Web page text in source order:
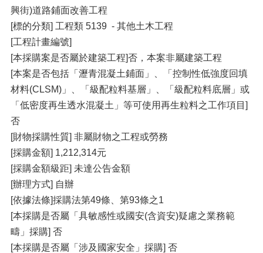
興街)道路鋪面改善工程
[標的分類] 工程類 5139 - 其他土木工程
[工程計畫編號]
[本採購案是否屬於建築工程]否，本案非屬建築工程
[本案是否包括「瀝青混凝土鋪面」、「控制性低強度回填
材料(CLSM)」、「級配粒料基層」、「級配粒料底層」或
「低密度再生透水混凝土」等可使用再生粒料之工作項目]
否
[財物採購性質] 非屬財物之工程或勞務
[採購金額] 1,212,314元
[採購金額級距] 未達公告金額
[辦理方式] 自辦
[依據法條]採購法第49條、第93條之1
[本採購是否屬「具敏感性或國安(含資安)疑慮之業務範
疇」採購] 否
[本採購是否屬「涉及國家安全」採購] 否